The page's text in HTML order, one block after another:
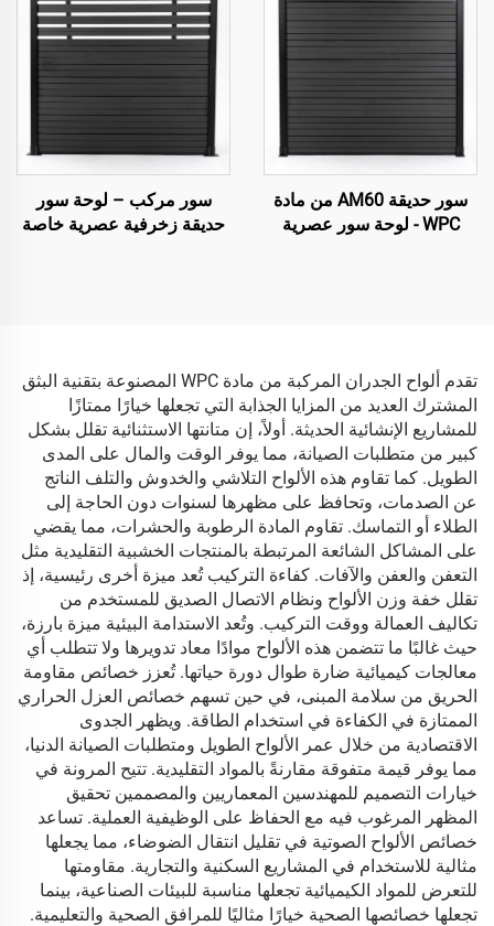
سور حديقة AM60 من مادة
WPC - لوحة سور عصرية
سور مركب – لوحة سور
حديقة زخرفية عصرية خاصة
تقدم ألواح الجدران المركبة من مادة WPC المصنوعة بتقنية البثق
المشترك العديد من المزايا الجذابة التي تجعلها خيارًا ممتازًا
للمشاريع الإنشائية الحديثة. أولاً، إن متانتها الاستثنائية تقلل بشكل
كبير من متطلبات الصيانة، مما يوفر الوقت والمال على المدى
الطويل. كما تقاوم هذه الألواح التلاشي والخدوش والتلف الناتج
عن الصدمات، وتحافظ على مظهرها لسنوات دون الحاجة إلى
الطلاء أو التماسك. تقاوم المادة الرطوبة والحشرات، مما يقضي
على المشاكل الشائعة المرتبطة بالمنتجات الخشبية التقليدية مثل
التعفن والعفن والآفات. كفاءة التركيب تُعد ميزة أخرى رئيسية، إذ
تقلل خفة وزن الألواح ونظام الاتصال الصديق للمستخدم من
تكاليف العمالة ووقت التركيب. وتُعد الاستدامة البيئية ميزة بارزة،
حيث غالبًا ما تتضمن هذه الألواح موادًا معاد تدويرها ولا تتطلب أي
معالجات كيميائية ضارة طوال دورة حياتها. تُعزز خصائص مقاومة
الحريق من سلامة المبنى، في حين تسهم خصائص العزل الحراري
الممتازة في الكفاءة في استخدام الطاقة. ويظهر الجدوى
الاقتصادية من خلال عمر الألواح الطويل ومتطلبات الصيانة الدنيا،
مما يوفر قيمة متفوقة مقارنةً بالمواد التقليدية. تتيح المرونة في
خيارات التصميم للمهندسين المعماريين والمصممين تحقيق
المظهر المرغوب فيه مع الحفاظ على الوظيفية العملية. تساعد
خصائص الألواح الصوتية في تقليل انتقال الضوضاء، مما يجعلها
مثالية للاستخدام في المشاريع السكنية والتجارية. مقاومتها
للتعرض للمواد الكيميائية تجعلها مناسبة للبيئات الصناعية، بينما
تجعلها خصائصها الصحية خيارًا مثاليًا للمرافق الصحية والتعليمية.